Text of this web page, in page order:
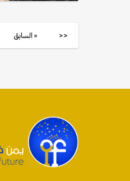
<< « السابق